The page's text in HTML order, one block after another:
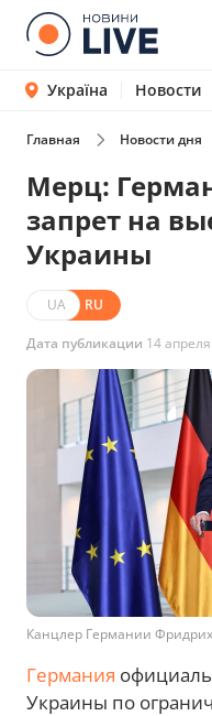
Україна Новости
Главная Новости дня
Мерц:
запрет на
Украины
UA RU
Дата публикации 14
Канцлер Германии
Германия
Украины по